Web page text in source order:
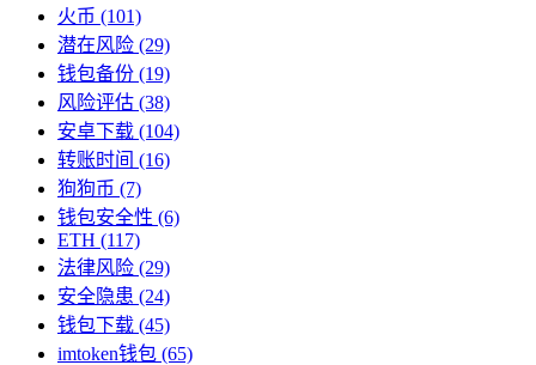
火币 (101)
潜在风险 (29)
钱包备份 (19)
风险评估 (38)
安卓下载 (104)
转账时间 (16)
狗狗币 (7)
钱包安全性 (6)
ETH (117)
法律风险 (29)
安全隐患 (24)
钱包下载 (45)
imtoken钱包 (65)